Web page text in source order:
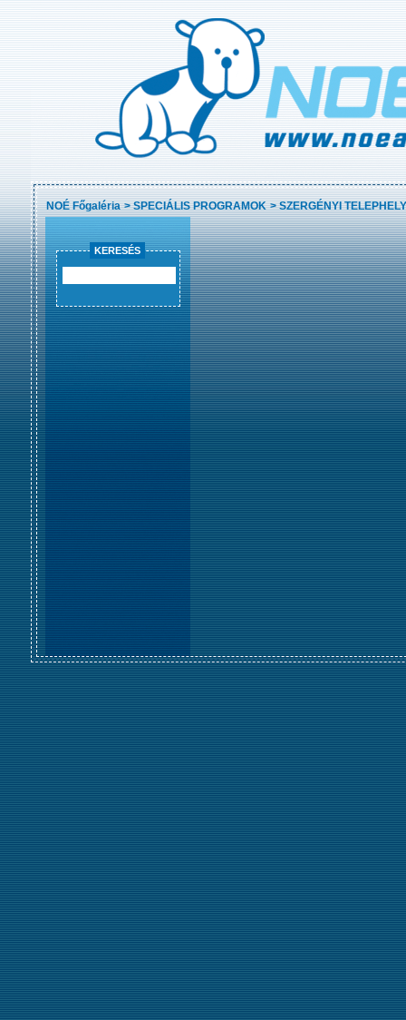
NOÉ Főgaléria >SPECIÁLIS PROGRAMOK >SZERGÉNYI
KERESÉS